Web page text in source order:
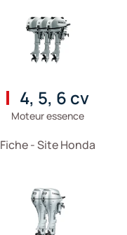
4, 5, 6 cv
Moteur essence
Fiche - Site Honda